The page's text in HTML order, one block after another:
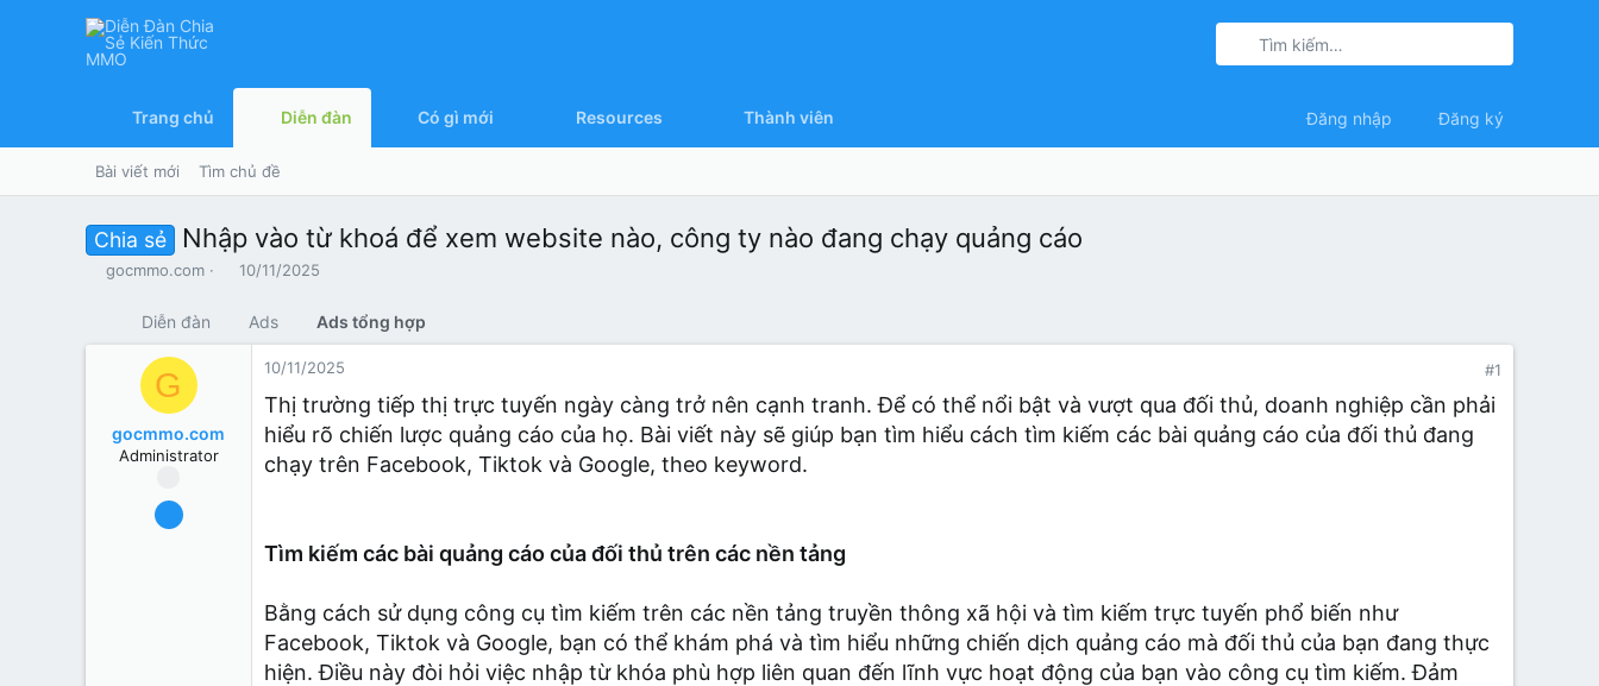
Trang chủ Diễn đàn Có gì mới Resources Thành viên Đăng nhập Đăng ký
Bài viết mới Tìm chủ đề
Chia sẻ Nhập vào từ khoá để xem website nào, công ty nào đang chạy quảng cáo
T
a
gocmmo.com
N
10/11/2025
Diễn đàn Ads Ads tổng hợp
G
gocmmo.com
Administrator
24/10/2025
10/11/2025 #1
Thị trường tiếp thị trực tuyến ngày càng trở nên cạnh tranh. Để có thể nổi bật và vượt qua đối thủ, doanh nghiệp cần phải
hiểu rõ chiến lược quảng cáo của họ. Bài viết này sẽ giúp bạn tìm hiểu cách tìm kiếm các bài quảng cáo của đối thủ đang
chạy trên Facebook, Tiktok và Google, theo keyword.
Tìm kiếm các bài quảng cáo của đối thủ trên các nền tảng
Bằng cách sử dụng công cụ tìm kiếm trên các nền tảng truyền thông xã hội và tìm kiếm trực tuyến phổ biến như
Facebook, Tiktok và Google, bạn có thể khám phá và tìm hiểu những chiến dịch quảng cáo mà đối thủ của bạn đang thực
hiện. Điều này đòi hỏi việc nhập từ khóa phù hợp liên quan đến lĩnh vực hoạt động của bạn vào công cụ tìm kiếm. Đảm